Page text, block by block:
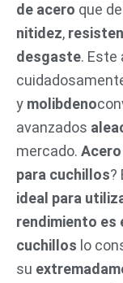
de acero que
nitidez,
desgaste. Este
y molibdeno
avanzados
mercado.
para cuchillos?
ideal para
rendimiento es
cuchillos lo
su